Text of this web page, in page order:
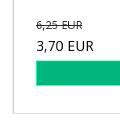
6,25 EUR
3,70 EUR